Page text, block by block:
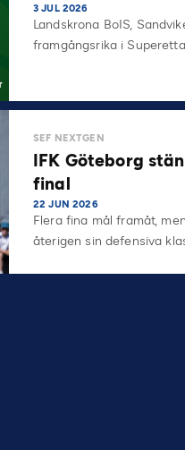
3 JUL 2026
Landskrona BoIS,
framgångsrika i
SEF NEXTGEN
IFK Göteborg
final
22 JUN 2026
Flera fina mål framåt,
återigen sin defensiva